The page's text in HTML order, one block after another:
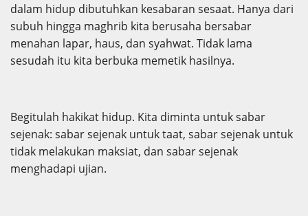
dalam hidup dibutuhkan kesabaran sesaat. Hanya dari
subuh hingga maghrib kita berusaha bersabar
menahan lapar, haus, dan syahwat. Tidak lama
sesudah itu kita berbuka memetik hasilnya.
Begitulah hakikat hidup. Kita diminta untuk sabar
sejenak: sabar sejenak untuk taat, sabar sejenak untuk
tidak melakukan maksiat, dan sabar sejenak
menghadapi ujian.